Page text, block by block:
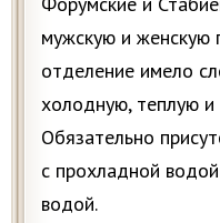
мужскую и
отделение имело
холодную, теплую и
Обязательно
с прохладной
водой.